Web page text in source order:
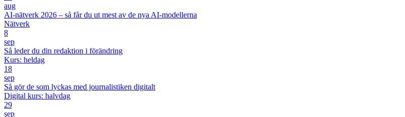
aug
AI-nätverk 2026 – så får du ut mest av de nya AI-modellerna
Nätverk
8
sep
Så leder du din redaktion i förändring
Kurs: heldag
18
sep
Så gör de som lyckas med journalistiken digitalt
Digital kurs: halvdag
29
sep